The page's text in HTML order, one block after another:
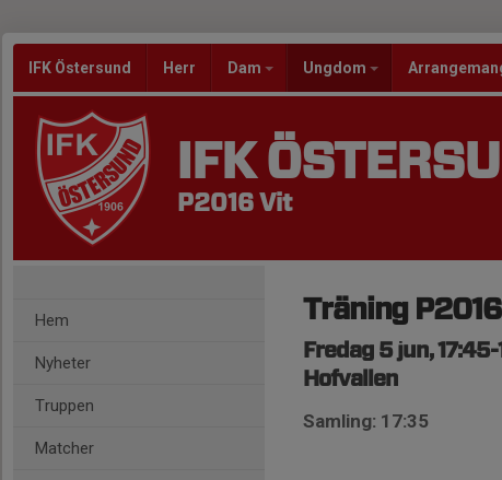
IFK Östersund Herr Dam Ungdom
IFK
P2016 Vit
Hem
Nyheter
Truppen
Matcher
Träning
Fredag 5 jun,
Hofvallen
Samling: 17:35